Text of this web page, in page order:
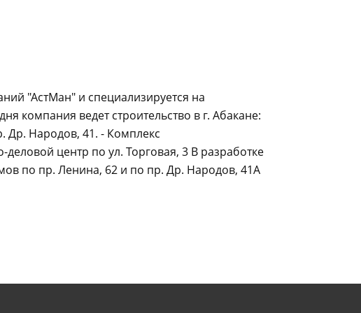
"АстМан" и специализируется на
компания ведет строительство в г. Абакане:
Др. Народов, 41. - Комплекс
центр по ул. Торговая, 3 В разработке
по пр. Ленина, 62 и по пр. Др. Народов, 41А